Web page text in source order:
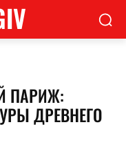
ПАРИЖ:
ДРЕВНЕГО